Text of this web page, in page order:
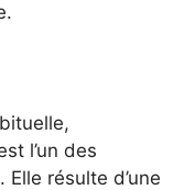
l’un des
résulte d’une